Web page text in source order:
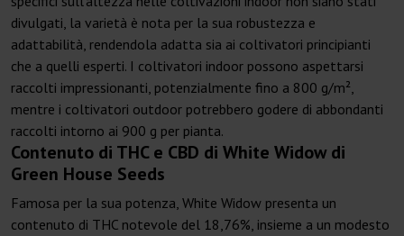
divulgati, la varietà è nota per la sua robustezza e
adattabilità, rendendola adatta sia ai coltivatori principianti
che a quelli esperti. I coltivatori indoor possono aspettarsi
raccolti impressionanti, potenzialmente fino a 800 g/m²,
mentre i coltivatori outdoor potrebbero godere di abbondanti
raccolti intorno ai 900 g per pianta.
Contenuto di THC e CBD di White Widow di
Green House Seeds
Famosa per la sua potenza, White Widow presenta un
contenuto di THC notevole del 18,76%, insieme a un modesto